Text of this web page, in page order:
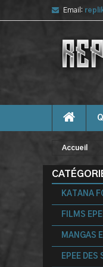
Email:
Accueil
KATANA
FILMS
MANGAS
EPEE DES